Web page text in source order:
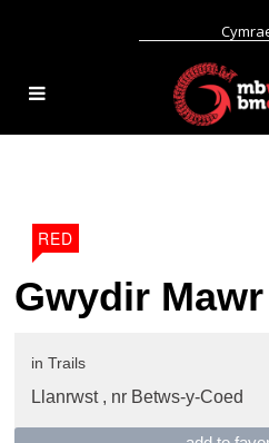
RED
Gwydir
in Trails
Llanrwst , nr Betws-y-Coed